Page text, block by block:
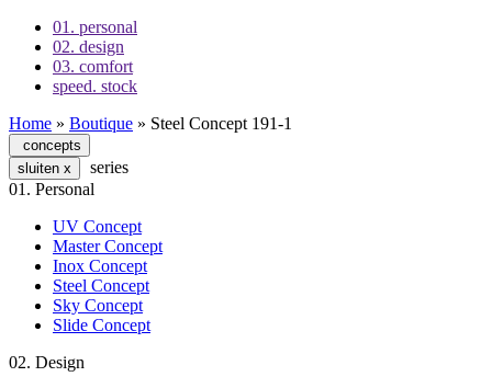
01. personal
02. design
03. comfort
speed. stock
Home » Boutique » Steel Concept 191-1
concepts
sluiten x
series
01. Personal
UV Concept
Master Concept
Inox Concept
Steel Concept
Sky Concept
Slide Concept
02. Design